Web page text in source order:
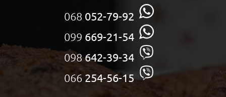
068 052-79-92
099 669-21-54
098642-39-34
066 254-56-15